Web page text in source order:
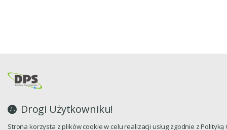
Drogi Użytkowniku!
Strona korzysta z plików cookie w celu realizacji usług zgodnie z